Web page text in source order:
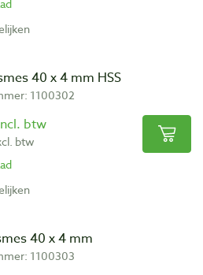
40 x 4 mm HSS
1100302
btw
btw
40 x 4 mm
1100303